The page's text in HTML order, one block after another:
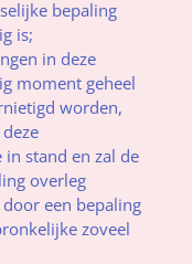
bepaling
is;
in deze
moment geheel
worden,
stand en zal de
overleg
een bepaling
zoveel